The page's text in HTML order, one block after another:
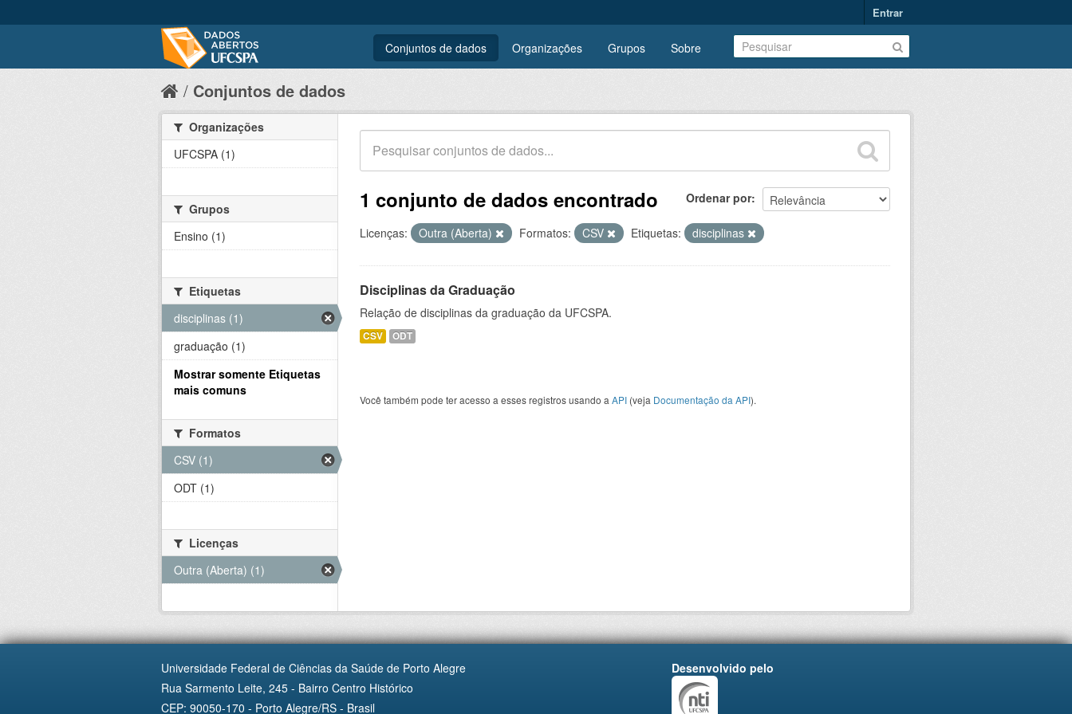
Entrar
Conjuntos de dados Organizações Grupos Sobre
Conjuntos de dados
Ordenar por
1 conjunto de dados encontrado
Licenças: Outra (Aberta) Formatos: CSV Etiquetas: disciplinas
Disciplinas da Graduação
Relação de disciplinas da graduação da UFCSPA.
CSV ODT
Você também pode ter acesso a esses registros usando a API (veja Documentação da API).
Organizações
UFCSPA (1)
Grupos
Ensino (1)
Etiquetas
disciplinas (1)
graduação (1)
Mostrar somente Etiquetas
mais comuns
Formatos
CSV (1)
ODT (1)
Licenças
Outra (Aberta) (1)
Universidade Federal de Ciências da Saúde de Porto Alegre
Rua Sarmento Leite, 245 - Bairro Centro Histórico
CEP: 90050-170 - Porto Alegre/RS - Brasil
Desenvolvido pelo